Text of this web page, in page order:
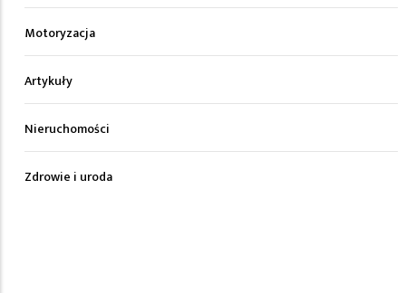
Motoryzacja
Artykuły
Nieruchomości
Zdrowie i uroda